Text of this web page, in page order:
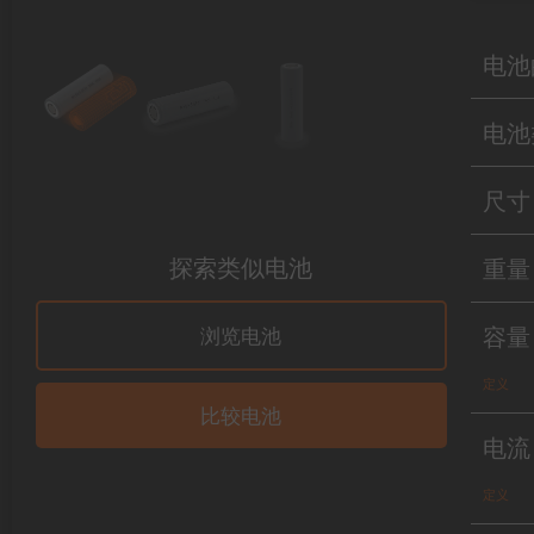
探索类似电池
浏览电池
比较电池
电
电
尺寸
重量
容量
定义
电流
定义